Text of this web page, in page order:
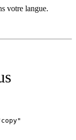
votre langue.